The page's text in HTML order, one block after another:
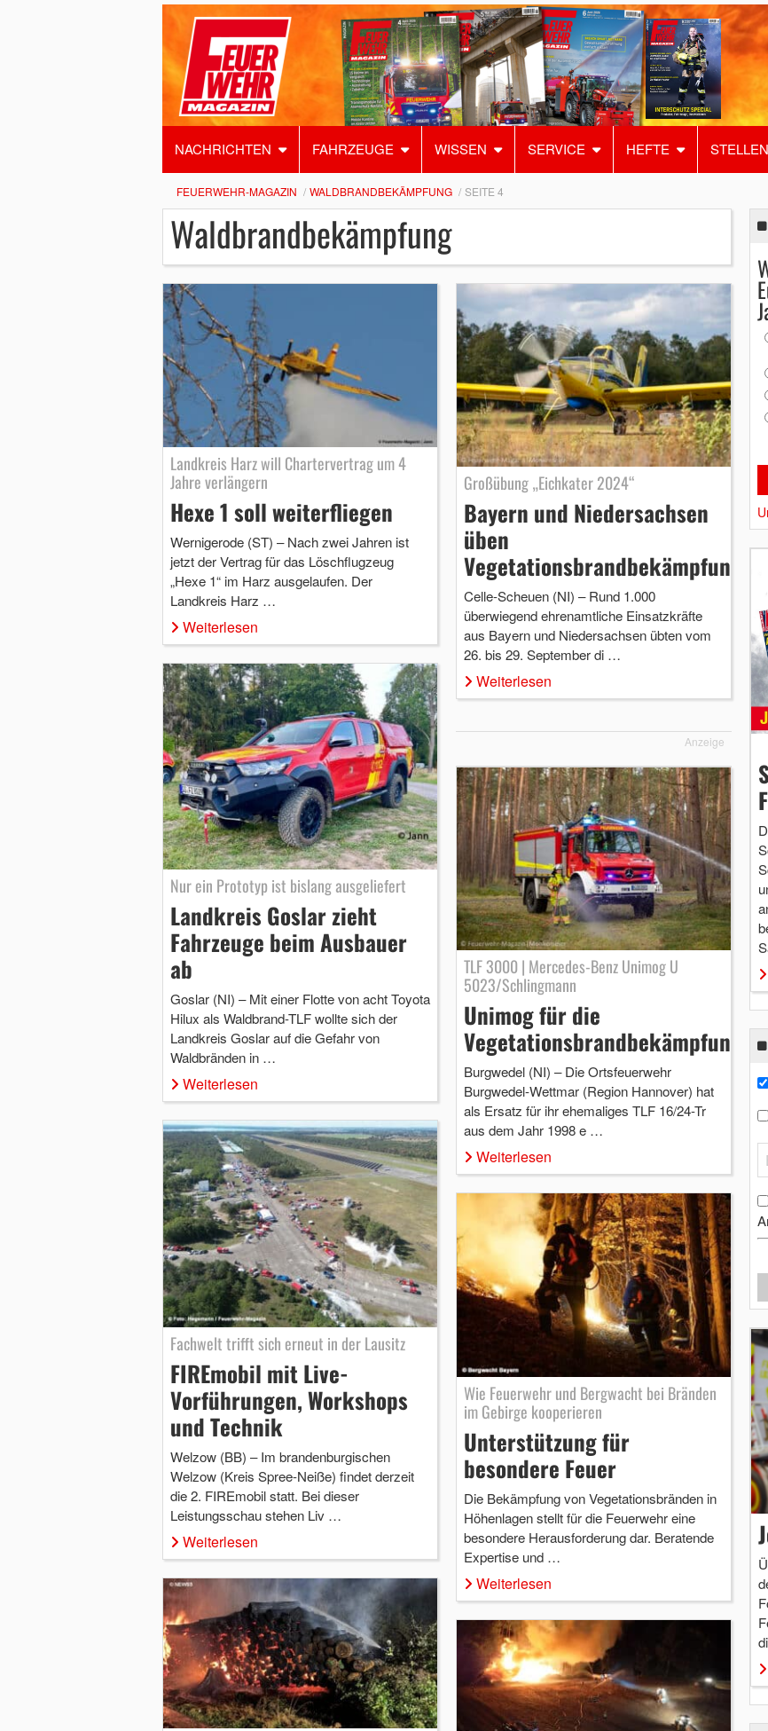
NACHRICHTEN FAHRZEUGE WISSEN SERVICE HEFTE
FEUERWEHR-MAGAZIN WALDBRANDBEKÄMPFUNG SEITE 4
Waldbrandbekämpfung
Landkreis Harz will Chartervertrag um 4
Jahre verlängern
Hexe 1 soll weiterfliegen
Wernigerode (ST) – Nach zwei Jahren ist
jetzt der Vertrag für das Löschflugzeug
„Hexe 1“ im Harz ausgelaufen. Der
Landkreis Harz …
Weiterlesen
Großübung „Eichkater 2024“
Bayern und Niedersachsen
üben
Vegetationsbrandbekämpfung
Celle-Scheuen (NI) – Rund 1.000
überwiegend ehrenamtliche Einsatzkräfte
aus Bayern und Niedersachsen übten vom
26. bis 29. September di …
Weiterlesen
Nur ein Prototyp ist bislang ausgeliefert
Landkreis Goslar zieht
Fahrzeuge beim Ausbauer
ab
Goslar (NI) – Mit einer Flotte von acht Toyota
Hilux als Waldbrand-TLF wollte sich der
Landkreis Goslar auf die Gefahr von
Waldbränden in …
Weiterlesen
Anzeige
Fachwelt trifft sich erneut in der Lausitz
FIREmobil mit Live-
Vorführungen, Workshops
und Technik
Welzow (BB) – Im brandenburgischen
Welzow (Kreis Spree-Neiße) findet derzeit
die 2. FIREmobil statt. Bei dieser
Leistungsschau stehen Liv …
Weiterlesen
TLF 3000 | Mercedes-Benz Unimog U
5023/Schlingmann
Unimog für die
Vegetationsbrandbekämpfung
Burgwedel (NI) – Die Ortsfeuerwehr
Burgwedel-Wettmar (Region Hannover) hat
als Ersatz für ihr ehemaliges TLF 16/24-Tr
aus dem Jahr 1998 e …
Weiterlesen
Wie Feuerwehr und Bergwacht bei Bränden
im Gebirge kooperieren
Unterstützung für
besondere Feuer
Die Bekämpfung von Vegetationsbränden in
Höhenlagen stellt für die Feuerwehr eine
besondere Herausforderung dar. Beratende
Expertise und …
Weiterlesen